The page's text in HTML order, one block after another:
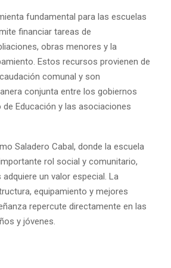
fundamental para las escuelas
financiar tareas de
obras menores y la
Estos recursos provienen de
comunal y son
conjunta entre los gobiernos
Educación y las asociaciones
Saladero Cabal, donde la escuela
rol social y comunitario,
un valor especial. La
equipamiento y mejores
repercute directamente en las
y jóvenes.